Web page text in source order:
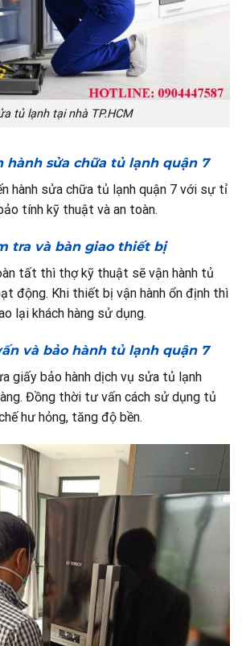
tủ lạnh tại nhà TP.HCM
hành sửa chữa tủ lạnh quận 7
hành sửa chữa tủ lạnh quận 7 với sự tỉ
tính kỹ thuật và an toàn.
tra và bàn giao thiết bị
tất thì thợ kỹ thuật sẽ vận hành tủ
động. Khi thiết bị vận hành ổn định thì
lại khách hàng sử dụng.
và bảo hành tủ lạnh quận 7
giấy bảo hành dịch vụ sửa tủ lạnh
Đồng thời tư vấn cách sử dụng tủ
hư hỏng, tăng độ bền.